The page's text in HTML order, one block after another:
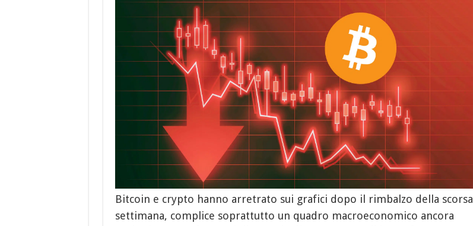
Bitcoin e crypto hanno arretrato sui grafici dopo il rimbalzo della scorsa
settimana, complice soprattutto un quadro macroeconomico ancora